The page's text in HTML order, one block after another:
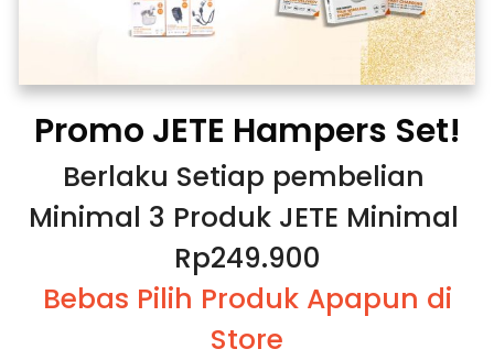
Promo JETE Hampers Set!
Berlaku Setiap pembelian
Minimal 3 Produk JETE Minimal
Rp249.900
Bebas Pilih Produk Apapun di
Store